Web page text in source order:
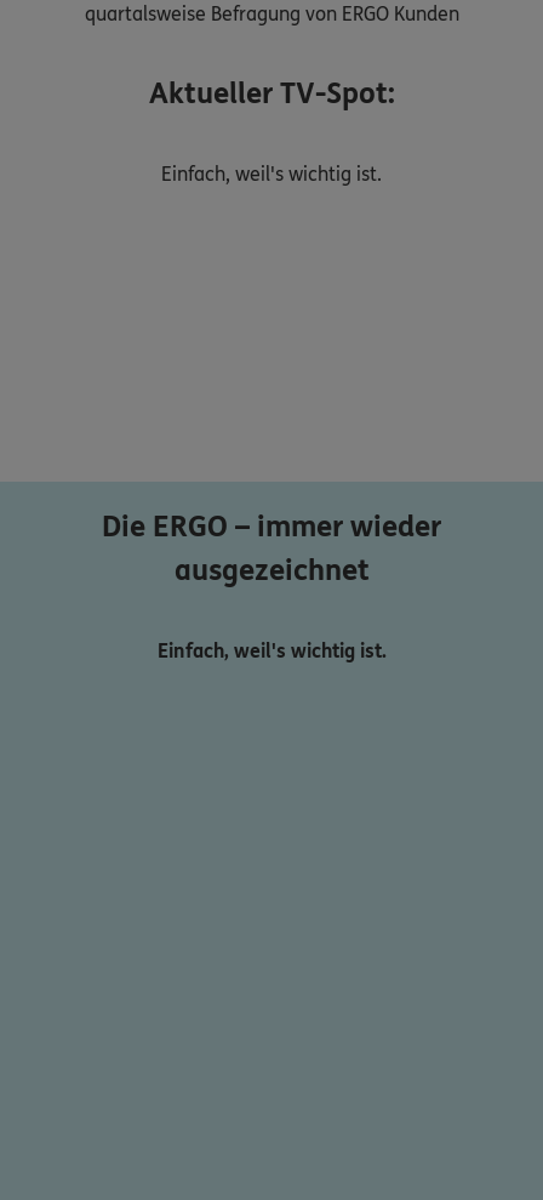
quartalsweise Befragung von ERGO Kunden
Aktueller TV-Spot:
Einfach, weil's wichtig ist.
Die ERGO – immer wieder
ausgezeichnet
Einfach, weil's wichtig ist.